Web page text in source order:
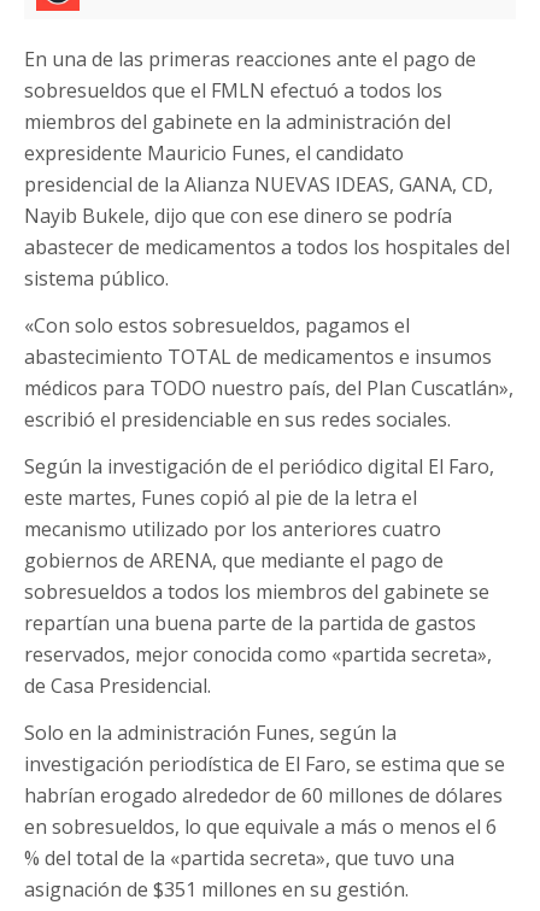
En una de las primeras reacciones ante el pago de
sobresueldos que el FMLN efectuó a todos los
miembros del gabinete en la administración del
expresidente Mauricio Funes, el candidato
presidencial de la Alianza NUEVAS IDEAS, GANA, CD,
Nayib Bukele, dijo que con ese dinero se podría
abastecer de medicamentos a todos los hospitales del
sistema público.
«Con solo estos sobresueldos, pagamos el
abastecimiento TOTAL de medicamentos e insumos
médicos para TODO nuestro país, del Plan Cuscatlán»,
escribió el presidenciable en sus redes sociales.
Según la investigación de el periódico digital El Faro,
este martes, Funes copió al pie de la letra el
mecanismo utilizado por los anteriores cuatro
gobiernos de ARENA, que mediante el pago de
sobresueldos a todos los miembros del gabinete se
repartían una buena parte de la partida de gastos
reservados, mejor conocida como «partida secreta»,
de Casa Presidencial.
Solo en la administración Funes, según la
investigación periodística de El Faro, se estima que se
habrían erogado alrededor de 60 millones de dólares
en sobresueldos, lo que equivale a más o menos el 6
% del total de la «partida secreta», que tuvo una
asignación de $351 millones en su gestión.